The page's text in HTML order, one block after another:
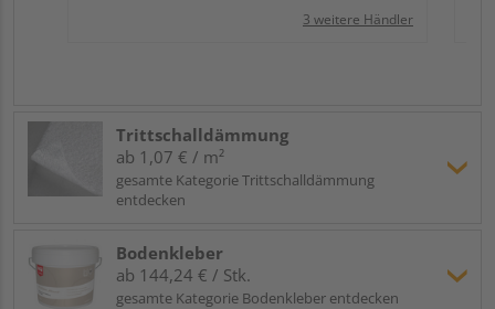
3 weitere Händler
Trittschalldämmung
ab 1,07 € / m²
gesamte Kategorie Trittschalldämmung
entdecken
Bodenkleber
ab 144,24 € / Stk.
gesamte Kategorie Bodenkleber entdecken